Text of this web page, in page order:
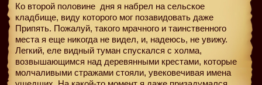
Ко второй половине дня я набрел на сельское
кладбище, виду которого мог позавидовать даже
Припять. Пожалуй, такого мрачного и таинственного
места я еще никогда не видел, и, надеюсь, не увижу.
Легкий, еле видный туман спускался с холма,
возвышающимся над деревянными крестами, которые
молчаливыми стражами стояли, увековечивая имена